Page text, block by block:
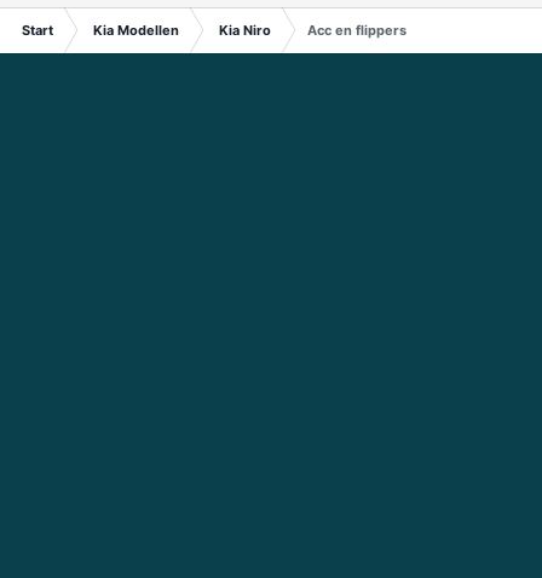
Start Kia Modellen Kia Niro Acc en flippers